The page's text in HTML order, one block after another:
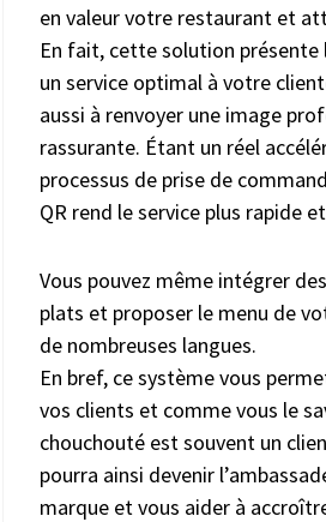
en valeur votre restaurant et
En fait, cette solution présente
un service optimal à votre
aussi à renvoyer une image
rassurante. Étant un réel
processus de prise de
QR rend le service plus rapide
Vous pouvez même intégrer
plats et proposer le menu de
de nombreuses langues.
En bref, ce système vous
vos clients et comme vous le
chouchouté est souvent un
pourra ainsi devenir
marque et vous aider à